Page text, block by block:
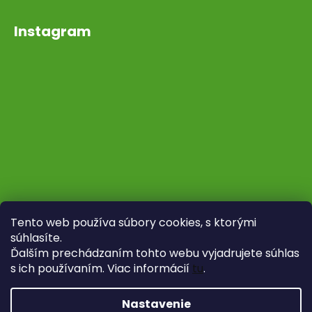
Tento web používa súbory cookies, s ktorými
súhlasíte.
Ďalším prechádzaním tohto webu vyjadrujete súhlas
s ich používaním. Viac informácií tu.
Nastavenie
Instagram